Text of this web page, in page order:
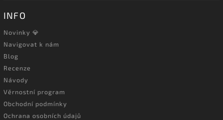
INFO
Novinky 💎
Navigovat k nám
Blog
Recenze
Návody
Věrnostní program
Obchodní podmínky
Ochrana osobních údajů